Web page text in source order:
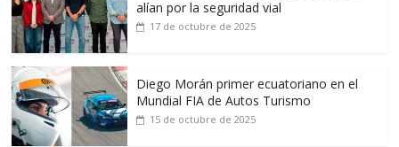
alían por la seguridad vial
17 de octubre de 2025
Diego Morán primer ecuatoriano en el
Mundial FIA de Autos Turismo
15 de octubre de 2025